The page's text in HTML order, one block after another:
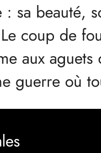
sa beauté,
coup de
aux
guerre où